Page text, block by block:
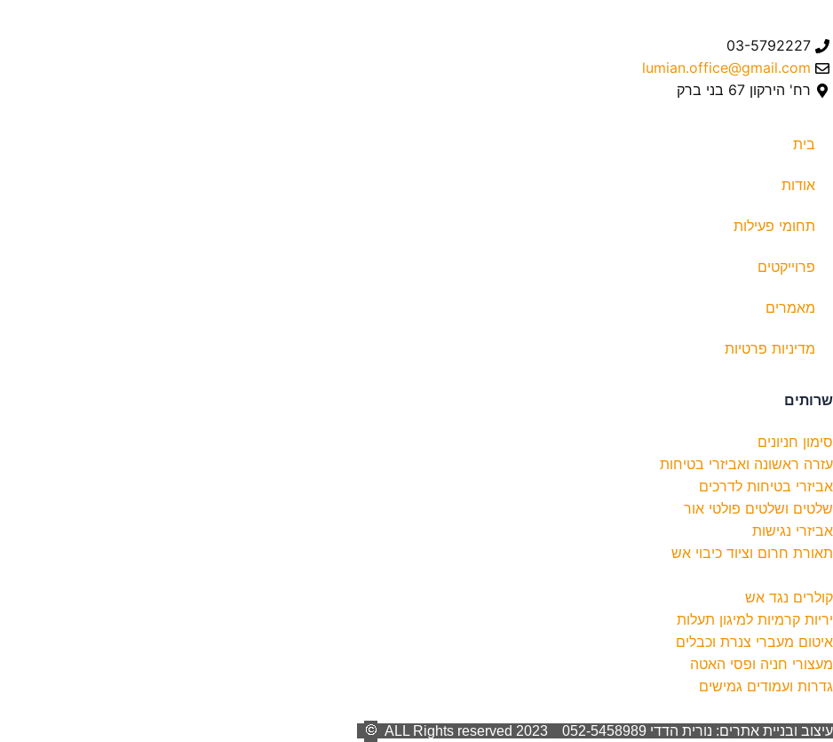
03-5792227
lumian.office@gmail.com
רח' הירקון 67 בני ברק
בית
אודות
תחומי פעילות
פרוייקטים
מאמרים
מדיניות פרטיות
שרותים
סימון חניונים
עזרה ראשונה ואביזרי בטיחות
אביזרי בטיחות לדרכים
שלטים ושלטים פולטי אור
אביזרי נגישות
תאורת חרום וציוד כיבוי אש
קולרים נגד אש
יריות קרמיות למיגון תעלות
איטום מעברי צנרת וכבלים
מעצורי חניה ופסי האטה
גדרות ועמודים גמישים
עיצוב ובניית אתרים: נורית הדדי 052-5458989 ALL Rights reserved 2023